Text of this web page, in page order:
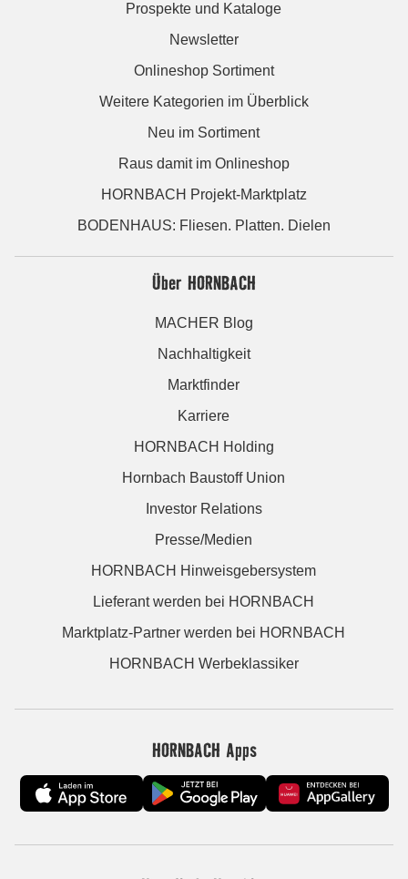
Prospekte und Kataloge
Newsletter
Onlineshop Sortiment
Weitere Kategorien im Überblick
Neu im Sortiment
Raus damit im Onlineshop
HORNBACH Projekt-Marktplatz
BODENHAUS: Fliesen. Platten. Dielen
Über HORNBACH
MACHER Blog
Nachhaltigkeit
Marktfinder
Karriere
HORNBACH Holding
Hornbach Baustoff Union
Investor Relations
Presse/Medien
HORNBACH Hinweisgebersystem
Lieferant werden bei HORNBACH
Marktplatz-Partner werden bei HORNBACH
HORNBACH Werbeklassiker
HORNBACH Apps